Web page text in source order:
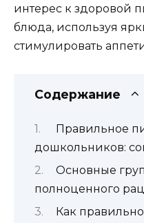
интерес к здоровой
блюда, используя
стимулировать
Содержание
Правильное
дошкольников:
Основные
полноценного
Как